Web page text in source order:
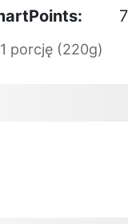
7
porcję (220g)